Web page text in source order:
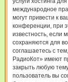
международное
могут привести к
конференции, при
известность, если
сохраняются для
соглашаетесь с
РадиоКот» имеют
закрыть любую
пользователь вы